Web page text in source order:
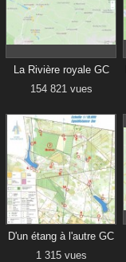
La Rivière royale GC
154 821 vues
D'un étang à l'autre GC
1 315 vues